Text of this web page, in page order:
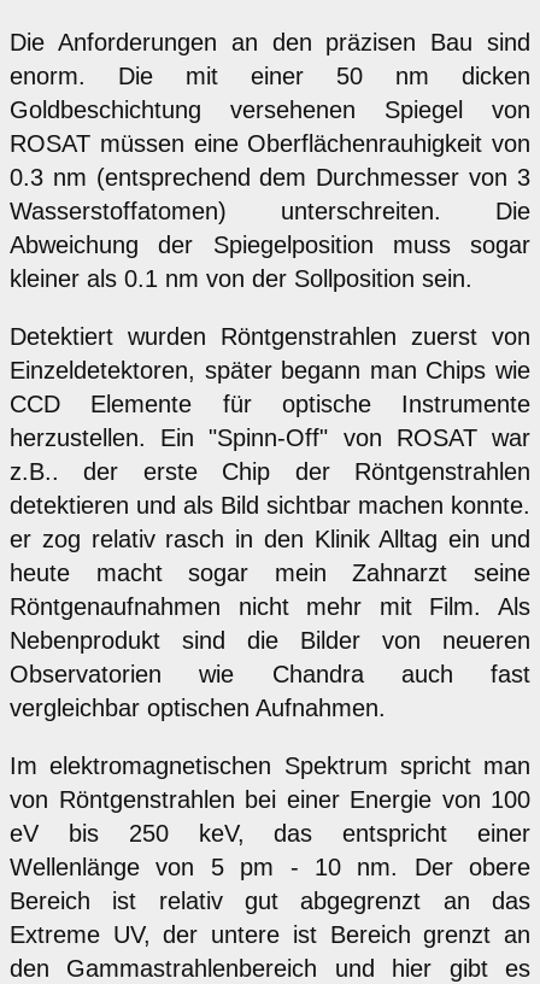
Die Anforderungen an den präzisen Bau sind
enorm. Die mit einer 50 nm dicken
Goldbeschichtung versehenen Spiegel von
ROSAT müssen eine Oberflächenrauhigkeit von
0.3 nm (entsprechend dem Durchmesser von 3
Wasserstoffatomen) unterschreiten. Die
Abweichung der Spiegelposition muss sogar
kleiner als 0.1 nm von der Sollposition sein.
Detektiert wurden Röntgenstrahlen zuerst von
Einzeldetektoren, später begann man Chips wie
CCD Elemente für optische Instrumente
herzustellen. Ein "Spinn-Off" von ROSAT war
z.B.. der erste Chip der Röntgenstrahlen
detektieren und als Bild sichtbar machen konnte.
er zog relativ rasch in den Klinik Alltag ein und
heute macht sogar mein Zahnarzt seine
Röntgenaufnahmen nicht mehr mit Film. Als
Nebenprodukt sind die Bilder von neueren
Observatorien wie Chandra auch fast
vergleichbar optischen Aufnahmen.
Im elektromagnetischen Spektrum spricht man
von Röntgenstrahlen bei einer Energie von 100
eV bis 250 keV, das entspricht einer
Wellenlänge von 5 pm - 10 nm. Der obere
Bereich ist relativ gut abgegrenzt an das
Extreme UV, der untere ist Bereich grenzt an
den Gammastrahlenbereich und hier gibt es